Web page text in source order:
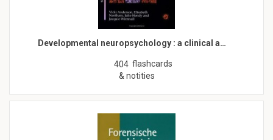
Developmental neuropsychology : a clinical a…
404 flashcards
& notities